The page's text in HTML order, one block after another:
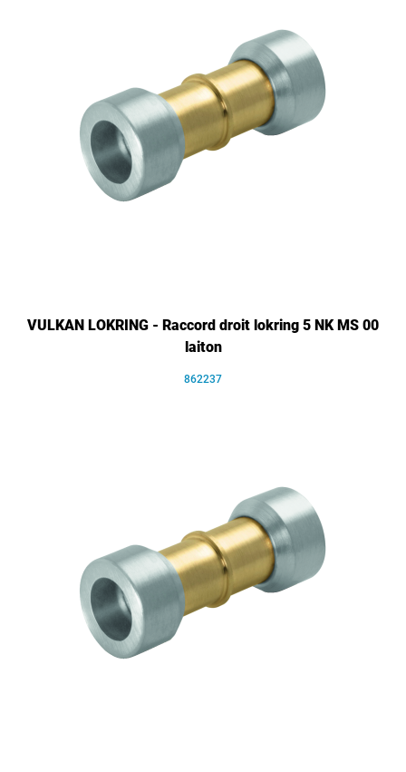
VULKAN LOKRING - Raccord droit lokring 5 NK MS 00
laiton
862237